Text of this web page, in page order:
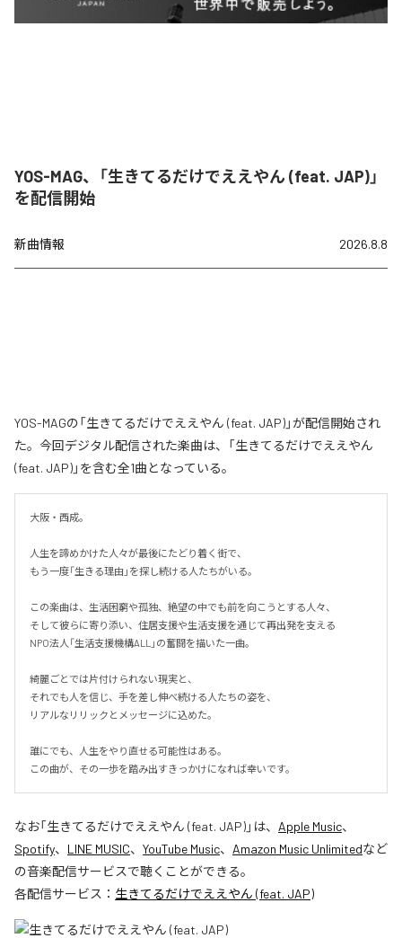
YOS-MAG、「生きてるだけでええやん (feat. JAP)」
を配信開始
新曲情報 2026.8.8
YOS-MAGの「生きてるだけでええやん (feat. JAP)」が配信開始され
た。今回デジタル配信された楽曲は、「生きてるだけでええやん
(feat. JAP)」を含む全1曲となっている。
大阪・西成。
人生を諦めかけた人々が最後にたどり着く街で、
もう一度「生きる理由」を探し続ける人たちがいる。
この楽曲は、生活困窮や孤独、絶望の中でも前を向こうとする人々、
そして彼らに寄り添い、住居支援や生活支援を通じて再出発を支える
NPO法人「生活支援機構ALL」の奮闘を描いた一曲。
綺麗ごとでは片付けられない現実と、
それでも人を信じ、手を差し伸べ続ける人たちの姿を、
リアルなリリックとメッセージに込めた。
誰にでも、人生をやり直せる可能性はある。
この曲が、その一歩を踏み出すきっかけになれば幸いです。
なお「生きてるだけでええやん (feat. JAP)」は、 Apple Music、
Spotify、 LINE MUSIC、 YouTube Music、 Amazon Music Unlimitedなど
の音楽配信サービスで聴くことができる。
各配信サービス： 生きてるだけでええやん (feat. JAP)